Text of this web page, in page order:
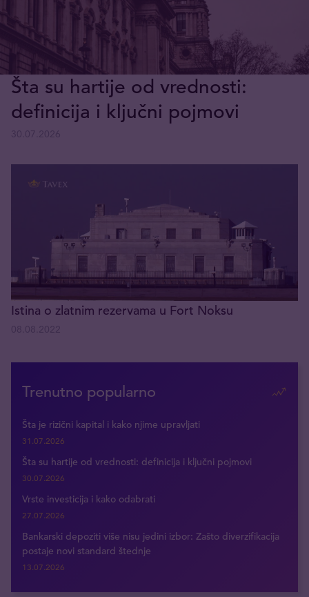
Šta su hartije od vrednosti:
definicija i ključni pojmovi
Istina o zlatnim rezervama u Fort Noksu
Trenutno popularno
Šta je rizični kapital i kako njime upravljati
31.07.2026
Šta su hartije od vrednosti: definicija i ključni pojmovi
30.07.2026
Vrste investicija i kako odabrati
27.07.2026
Bankarski depoziti više nisu jedini izbor: Zašto diverzifikacija
postaje novi standard štednje
13.07.2026